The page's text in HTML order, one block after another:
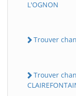
L'OGNON
Trouver
Trouver